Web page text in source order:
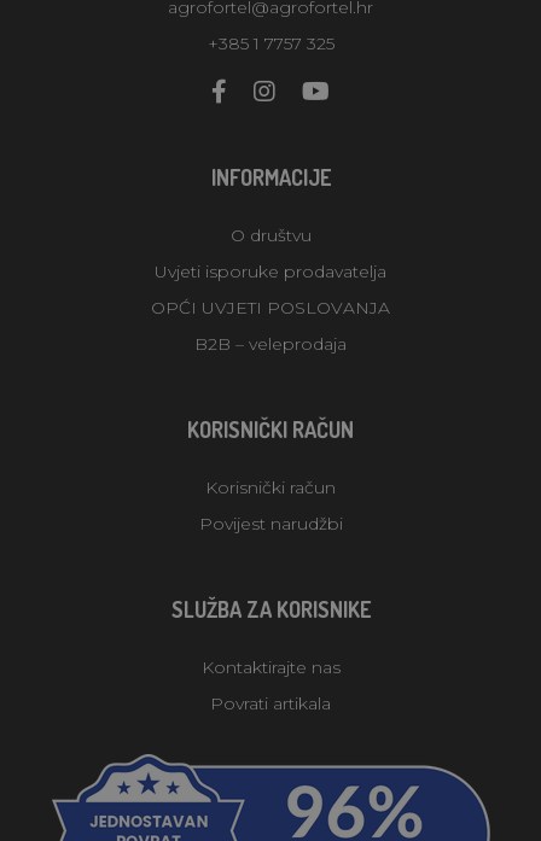
agrofortel@agrofortel.hr
+385 1 7757 325
INFORMACIJE
O društvu
Uvjeti isporuke prodavatelja
OPĆI UVJETI POSLOVANJA
B2B – veleprodaja
KORISNIČKI RAČUN
Korisnički račun
Povijest narudžbi
SLUŽBA ZA KORISNIKE
Kontaktirajte nas
Povrati artikala